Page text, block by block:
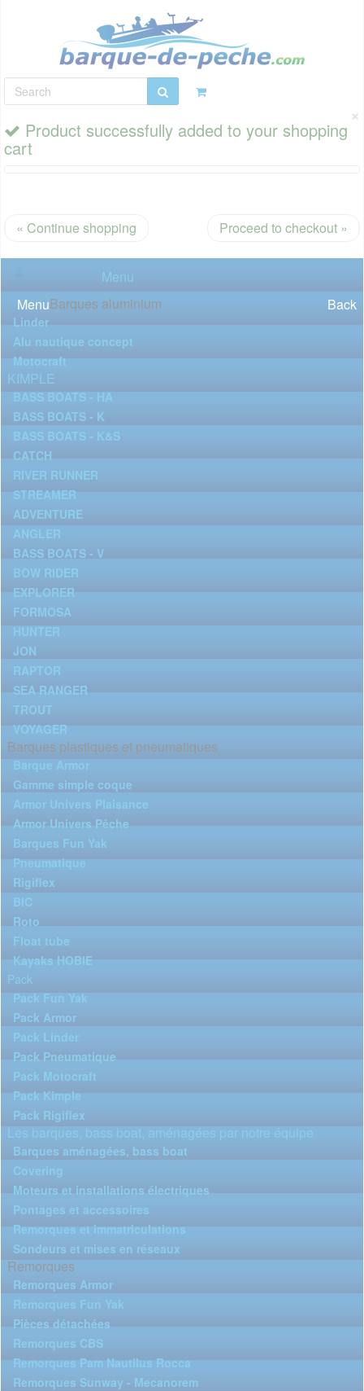
×
Product successfully added to your shopping
cart
« Continue shopping Proceed to checkout »
Menu
Menu
Back
Barques aluminium
Linder
Alu nautique concept
Motocraft
KIMPLE
BASS BOATS - HA
BASS BOATS - K
BASS BOATS - K&S
CATCH
RIVER RUNNER
STREAMER
ADVENTURE
ANGLER
BASS BOATS - V
BOW RIDER
EXPLORER
FORMOSA
HUNTER
JON
RAPTOR
SEA RANGER
TROUT
VOYAGER
Barques plastiques et pneumatiques
Barque Armor
Gamme simple coque
Armor Univers Plaisance
Armor Univers Pêche
Barques Fun Yak
Pneumatique
Rigiflex
BIC
Roto
Float tube
Kayaks HOBIE
Pack
Pack Fun Yak
Pack Armor
Pack Linder
Pack Pneumatique
Pack Motocraft
Pack Kimple
Pack Rigiflex
Les barques, bass boat, aménagées par notre équipe
Barques aménagées, bass boat
Covering
Moteurs et installations électriques
Pontages et accessoires
Remorques et immatriculations
Sondeurs et mises en réseaux
Remorques
Remorques Armor
Remorques Fun Yak
Pièces détachées
Remorques CBS
Remorques Pam Nautilus Rocca
Remorques Sunway - Mecanorem